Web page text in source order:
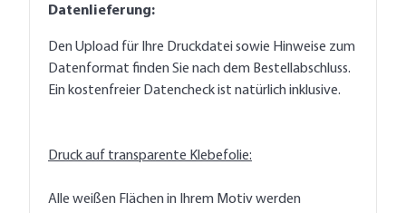
Datenlieferung:
Den Upload für Ihre Druckdatei sowie Hinweise zum
Datenformat finden Sie nach dem Bestellabschluss.
Ein kostenfreier Datencheck ist natürlich inklusive.
Druck auf transparente Klebefolie:
Alle weißen Flächen in Ihrem Motiv werden